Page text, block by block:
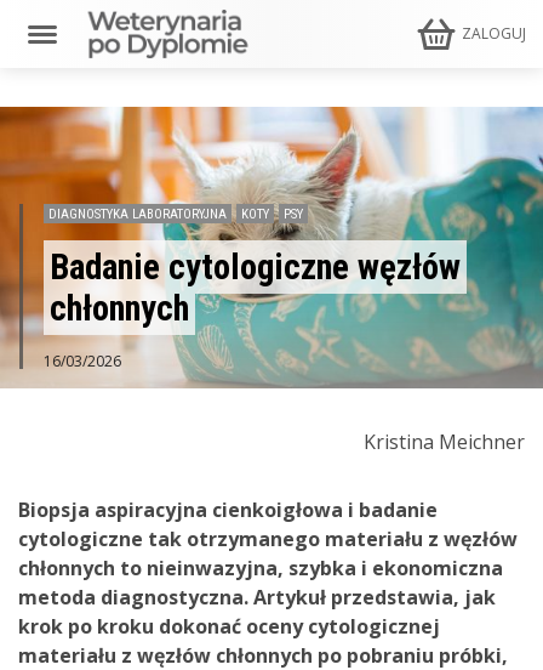
ZALOGUJ
DIAGNOSTYKA LABORATORYJNA KOTY PSY
Badanie cytologiczne węzłów
chłonnych
16/03/2026
Kristina Meichner
Biopsja aspiracyjna cienkoigłowa i badanie
cytologiczne tak otrzymanego materiału z węzłów
chłonnych to nieinwazyjna, szybka i ekonomiczna
metoda diagnostyczna. Artykuł przedstawia, jak
krok po kroku dokonać oceny cytologicznej
materiału z węzłów chłonnych po pobraniu próbki,